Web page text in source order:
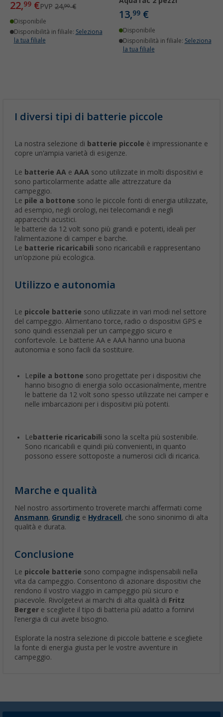
22,99 €PVP 24,90€
Disponibile
Disponibilità in filiale: Seleziona
la tua filiale
13,99 €
Disponibile
Disponibilità in filiale: Seleziona
la tua filiale
I diversi tipi di batterie piccole
La nostra selezione di batterie piccole è impressionante e
copre un'ampia varietà di esigenze.
Le batterie AA e AAA sono utilizzate in molti dispositivi e
sono particolarmente adatte alle attrezzature da
campeggio.
Le pile a bottone sono le piccole fonti di energia utilizzate,
ad esempio, negli orologi, nei telecomandi e negli
apparecchi acustici.
le batterie da 12 volt sono più grandi e potenti, ideali per
l'alimentazione di camper e barche.
Le batterie ricaricabili sono ricaricabili e rappresentano
un'opzione più ecologica.
Utilizzo e autonomia
Le piccole batterie sono utilizzate in vari modi nel settore
del campeggio. Alimentano torce, radio o dispositivi GPS e
sono quindi essenziali per un campeggio sicuro e
confortevole. Le batterie AA e AAA hanno una buona
autonomia e sono facili da sostituire.
Lepile a bottone sono progettate per i dispositivi che
hanno bisogno di energia solo occasionalmente, mentre
le batterie da 12 volt sono spesso utilizzate nei camper e
nelle imbarcazioni per i dispositivi più potenti.
Le batterie ricaricabili sono la scelta più sostenibile.
Sono ricaricabili e quindi più convenienti, in quanto
possono essere sottoposte a numerosi cicli di ricarica.
Marche e qualità
Nel nostro assortimento troverete marchi affermati come
Ansmann, Grundig e Hydracell , che sono sinonimo di alta
qualità e durata.
Conclusione
Le piccole batterie sono compagne indispensabili nella
vita da campeggio. Consentono di azionare dispositivi che
rendono il vostro viaggio in campeggio più sicuro e
piacevole. Rivolgetevi ai marchi di alta qualità di Fritz
Berger e scegliete il tipo di batteria più adatto a fornirvi
l'energia di cui avete bisogno.
Esplorate la nostra selezione di piccole batterie e scegliete
la fonte di energia giusta per le vostre avventure in
campeggio.